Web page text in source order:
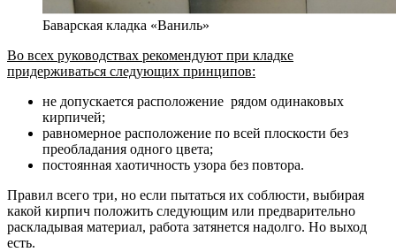
Баварская кладка «Ваниль»
Во всех руководствах рекомендуют при кладке
придерживаться следующих принципов:
не допускается расположение рядом одинаковых
кирпичей;
равномерное расположение по всей плоскости без
преобладания одного цвета;
постоянная хаотичность узора без повтора.
Правил всего три, но если пытаться их соблюсти, выбирая
какой кирпич положить следующим или предварительно
раскладывая материал, работа затянется надолго. Но выход
есть.